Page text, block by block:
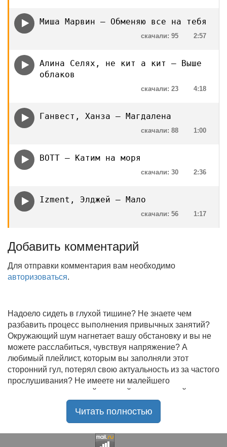
Миша Марвин — Обменяю все на тебя
2:57
скачали: 95
Алина Селях, не кит а кит — Выше
облаков
4:18
скачали: 23
Ганвест, Ханза — Магдалена
1:00
скачали: 88
BOTT — Катим на моря
2:36
скачали: 30
Izment, Элджeй — Мало
1:17
скачали: 56
Добавить комментарий
Для отправки комментария вам необходимо
авторизоваться.
Надоело сидеть в глухой тишине? Не знаете чем
разбавить процесс выполнения привычных занятий?
Окружающий шум нагнетает вашу обстановку и вы не
можете расслабиться, чувствуя напряжение? А
любимый плейлист, которым вы заполняли этот
сторонний гул, потерял свою актуальность из за частого
прослушивания? Не имеете ни малейшего
представления, где найти новый качественный контент
на замену старому? В таком случае вы обратились по
радостью приветствует своих старых и новых
Читать полностью